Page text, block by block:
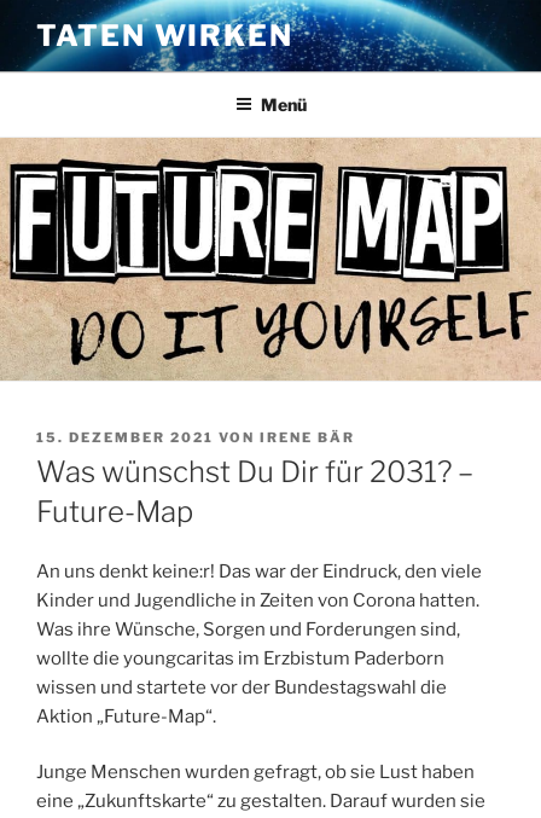
Inhalt
springen
TATEN WIRKEN
Menü
VERÖFFENTLICHT
AM
15. DEZEMBER 2021 VON IRENE BÄR
Was wünschst Du Dir für 2031? –
Future-Map
An uns denkt keine:r! Das war der Eindruck, den viele
Kinder und Jugendliche in Zeiten von Corona hatten.
Was ihre Wünsche, Sorgen und Forderungen sind,
wollte die youngcaritas im Erzbistum Paderborn
wissen und startete vor der Bundestagswahl die
Aktion „Future-Map“.
Junge Menschen wurden gefragt, ob sie Lust haben
eine „Zukunftskarte“ zu gestalten. Darauf wurden sie